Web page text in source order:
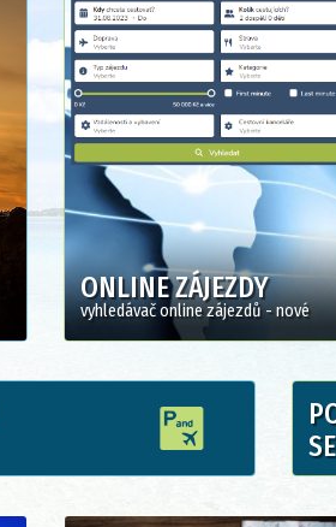
ONLINE ZÁJEZDY
vyhledávač online zájezdů - nové